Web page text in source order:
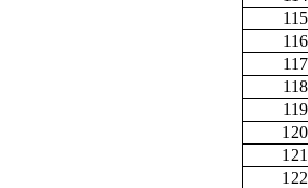
115
116
117
118
119
120
121
122